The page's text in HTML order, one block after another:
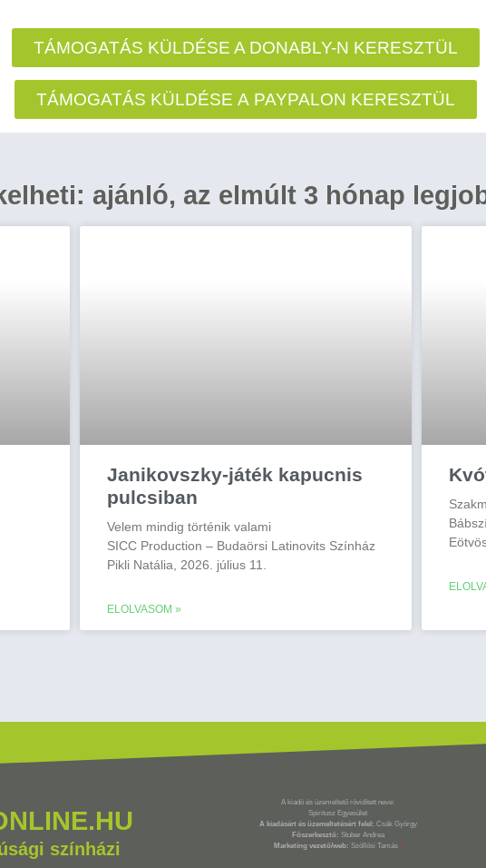
TÁMOGATÁS KÜLDÉSE A DONABLY-N KERESZTÜL
TÁMOGATÁS KÜLDÉSE A PAYPALON KERESZTÜL
ajánló, az elmúlt 3 hónap
Janikovszky-játék kapucnis
pulcsiban
Velem mindig történik valami
SICC Production – Budaörsi Latinovits Színház
Pikli Natália, 2026. július 11.
ELOLVASOM »
színházi
A kiadó és üzemeltető rövidített neve:
Spiritusz Egyesület
A kiadásért és üzemeltetésért felel: Csák György
Főszerkesztő: Stuber Andrea
Marketing vezető/web: Szöllősi Tamás *